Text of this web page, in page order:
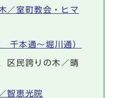
／室町教会・ヒマ
千本通～堀川通）
区民誇りの木／晴
智恵光院